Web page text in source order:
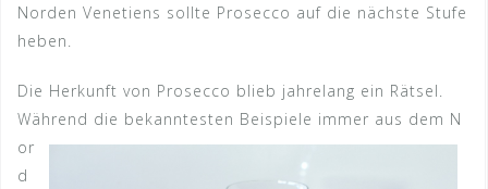
Norden Venetiens sollte Prosecco auf die nächste Stufe
heben.
Die Herkunft von Prosecco blieb jahrelang ein Rätsel.
Während die bekanntesten Beispiele immer aus dem N
or
d